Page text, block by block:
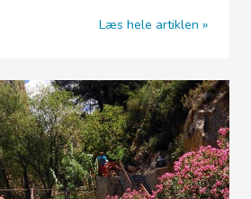
Læs hele artiklen